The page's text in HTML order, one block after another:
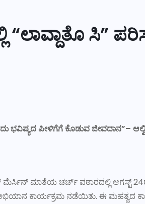
“ಲಾವ್ದಾತೊ ಸಿ”
ಭವಿಷ್ಯದ ಪೀಳಿಗೆಗೆ ಕೊಡುವ ಜೀವದಾನ”– ಆಲ್ವಿ
ಮೆರ್ಸಿನ್ ಮಾತೆಯ ಚರ್ಚ್ ವಠಾರದಲ್ಲಿ ಆಗಸ್ಟ್
ಅಭಿಯಾನ ಕಾರ್ಯಕ್ರಮ ನಡೆಯಿತು. ಈ ಮಹತ್ವದ